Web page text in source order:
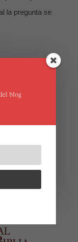
la pregunta se
a
blog